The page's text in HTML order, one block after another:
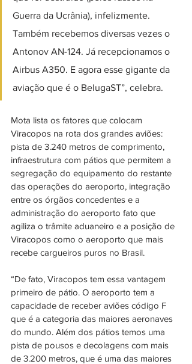
Guerra da Ucrânia), infelizmente.
Também recebemos diversas vezes o
Antonov AN-124. Já recepcionamos o
Airbus A350. E agora esse gigante da
aviação que é o BelugaST”, celebra.
Mota lista os fatores que colocam
Viracopos na rota dos grandes aviões:
pista de 3.240 metros de comprimento,
infraestrutura com pátios que permitem a
segregação do equipamento do restante
das operações do aeroporto, integração
entre os órgãos concedentes e a
administração do aeroporto fato que
agiliza o trâmite aduaneiro e a posição de
Viracopos como o aeroporto que mais
recebe cargueiros puros no Brasil.
“De fato, Viracopos tem essa vantagem
primeiro de pátio. O aeroporto tem a
capacidade de receber aviões código F
que é a categoria das maiores aeronaves
do mundo. Além dos pátios temos uma
pista de pousos e decolagens com mais
de 3.200 metros, que é uma das maiores